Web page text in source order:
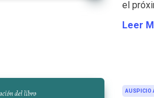
el
Leer
AUSPICIO